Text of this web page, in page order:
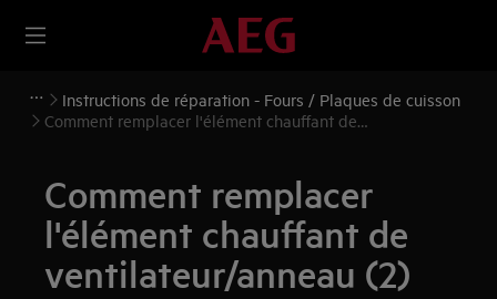
Instructions de réparation - Fours / Plaques de cuisson
Comment remplacer l'élément chauffant de
Comment remplacer
l'élément chauffant de
ventilateur/anneau (2)